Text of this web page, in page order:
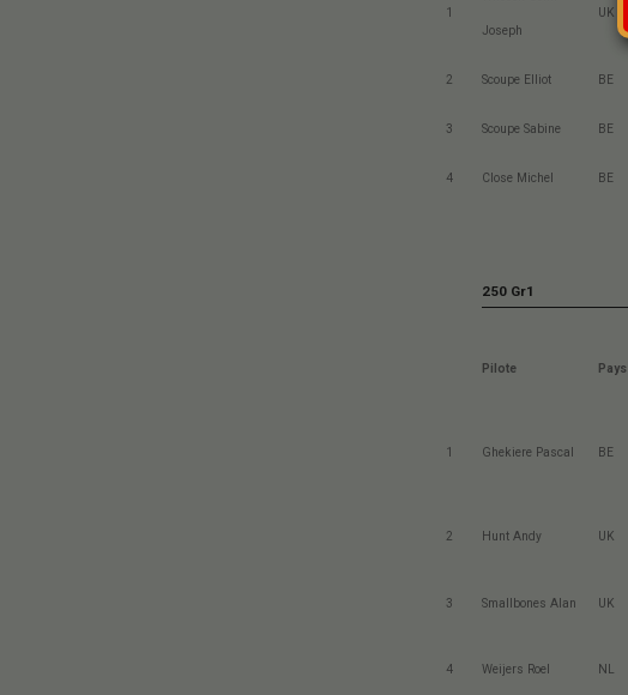
1
Joseph
UK
2 Scoupe Elliot BE
3 Scoupe Sabine BE
4 Close Michel BE
250 Gr1
Pilote Pays
1 Ghekiere Pascal BE
2 Hunt Andy UK
3 Smallbones Alan UK
4 Weijers Roel NL